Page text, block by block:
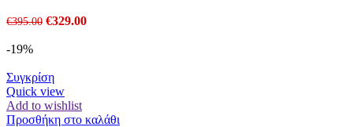
€395.00 Original
€329.00Η
-19%
Συγκρίση
Quick view
Add to wishlist
Προσθήκη στο καλάθι